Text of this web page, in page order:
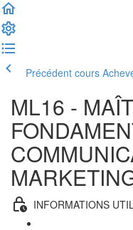
Précédent cours
ML16 -
INFORMATIONS